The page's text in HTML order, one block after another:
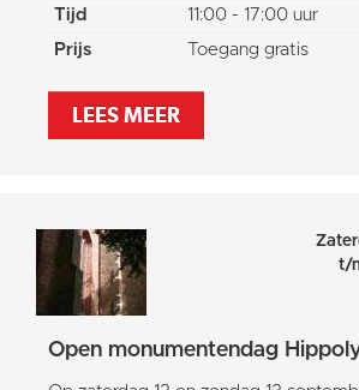
Tijd
11:00 - 17:00 uur
Prijs
Toegang gratis
LEES MEER
t/
Open monumentendag